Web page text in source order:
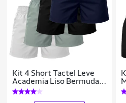
Kit 4 Short Tactel Leve
Academia Liso Bermuda
Masculina